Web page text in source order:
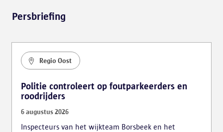
Persbriefing
Regio Oost
Politie controleert op foutparkeerders en
roodrijders
6 augustus 2026
Inspecteurs van het wijkteam Borsbeek en het